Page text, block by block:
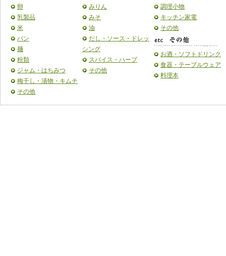
卵
乳製品
米
パン
麺
粉類
ジャム・はちみつ
梅干し・漬物・キムチ
その他
みりん
みそ
油
だし・ソース・ドレッ
シング
スパイス・ハーブ
その他
調理小物
キッチン家電
その他
お酒・ソフトドリンク
食器・テーブルウェア
料理本